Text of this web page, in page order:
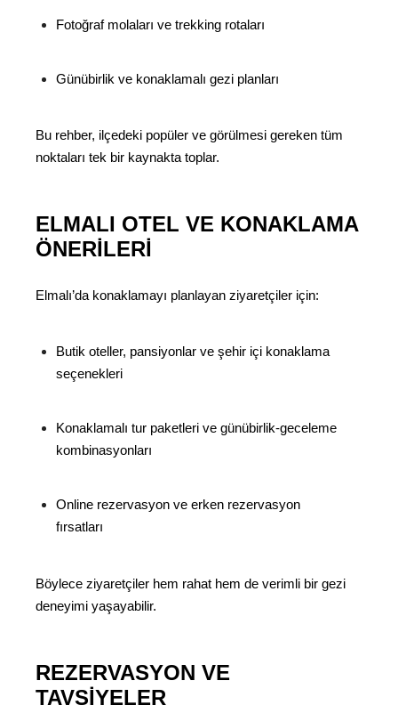
Fotoğraf molaları ve trekking rotaları
Günübirlik ve konaklamalı gezi planları
Bu rehber, ilçedeki popüler ve görülmesi gereken tüm
noktaları tek bir kaynakta toplar.
ELMALI OTEL VE KONAKLAMA
ÖNERILERI
Elmalı’da konaklamayı planlayan ziyaretçiler için:
Butik oteller, pansiyonlar ve şehir içi konaklama
seçenekleri
Konaklamalı tur paketleri ve günübirlik-geceleme
kombinasyonları
Online rezervasyon ve erken rezervasyon
fırsatları
Böylece ziyaretçiler hem rahat hem de verimli bir gezi
deneyimi yaşayabilir.
REZERVASYON VE
TAVSIYELER